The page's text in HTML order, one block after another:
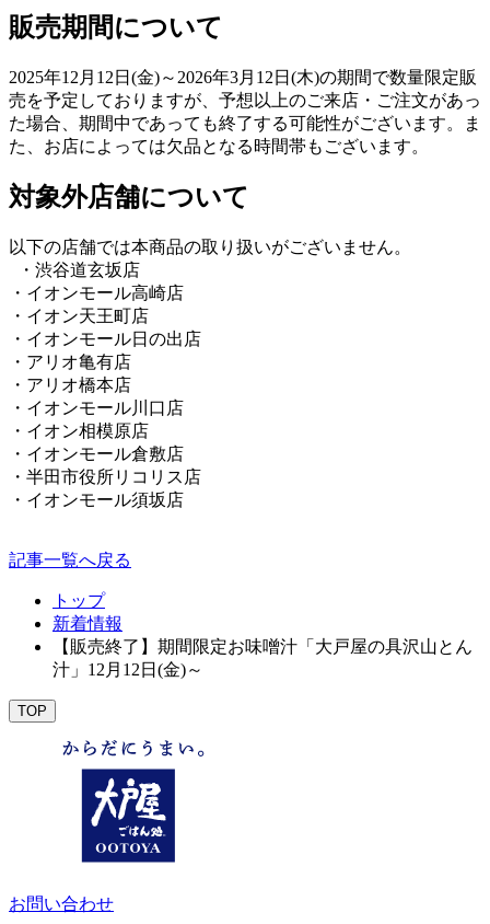
販売期間について
2025年12⽉12⽇(金)～2026年3月12日(木)の期間で数量限定販
売を予定しておりますが、予想以上のご来店・ご注文があっ
た場合、期間中であっても終了する可能性がございます。ま
た、お店によっては欠品となる時間帯もございます。
対象外店舗について
以下の店舗では本商品の取り扱いがございません。
・渋谷道玄坂店
・イオンモール高崎店
・イオン天王町店
・イオンモール日の出店
・アリオ亀有店
・アリオ橋本店
・イオンモール川口店
・イオン相模原店
・イオンモール倉敷店
・半田市役所リコリス店
・イオンモール須坂店
記事一覧へ戻る
トップ
新着情報
【販売終了】期間限定お味噌汁「大戸屋の具沢山とん
汁」12月12日(金)～
TOP
お問い合わせ